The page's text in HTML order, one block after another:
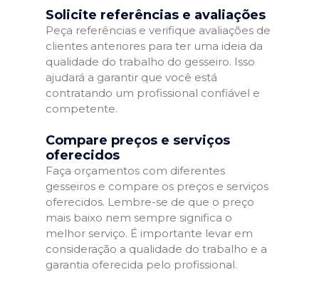
Solicite referências e avaliações
Peça referências e verifique avaliações de
clientes anteriores para ter uma ideia da
qualidade do trabalho do gesseiro. Isso
ajudará a garantir que você está
contratando um profissional confiável e
competente.
Compare preços e serviços
oferecidos
Faça orçamentos com diferentes
gesseiros e compare os preços e serviços
oferecidos. Lembre-se de que o preço
mais baixo nem sempre significa o
melhor serviço. É importante levar em
consideração a qualidade do trabalho e a
garantia oferecida pelo profissional.